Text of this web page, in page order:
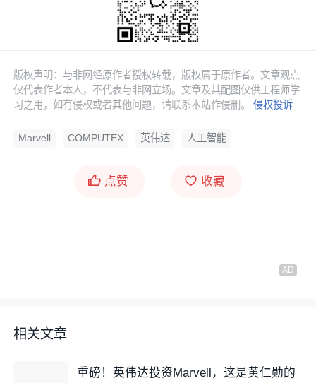
版权声明：与非网经原作者授权转载，版权属于原作者。文章观点
仅代表作者本人，不代表与非网立场。文章及其配图仅供工程师学
习之用，如有侵权或者其他问题，请联系本站作侵删。侵权投诉
Marvell COMPUTEX 英伟达 人工智能
点赞 收藏
相关文章
重磅！英伟达投资Marvell，这是黄仁勋的